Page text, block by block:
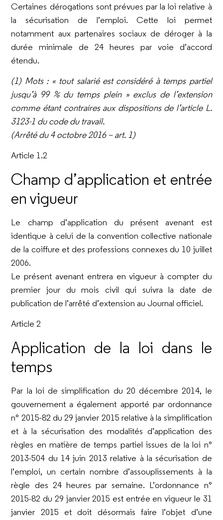
Certaines dérogations sont prévues par la loi relative à
la sécurisation de l’emploi. Cette loi permet
notamment aux partenaires sociaux de déroger à la
durée minimale de 24 heures par voie d’accord
étendu.
(1) Mots : « tout salarié est considéré à temps partiel
jusqu’à 99 % du temps plein » exclus de l’extension
comme étant contraires aux dispositions de l’article L.
3123-1 du code du travail.
(Arrêté du 4 octobre 2016 – art. 1)
Article 1.2
Champ d’application et entrée
en vigueur
Le champ d’application du présent avenant est
identique à celui de la convention collective nationale
de la coiffure et des professions connexes du 10 juillet
2006.
Le présent avenant entrera en vigueur à compter du
premier jour du mois civil qui suivra la date de
publication de l’arrêté d’extension au Journal officiel.
Article 2
Application de la loi dans le
temps
Par la loi de simplification du 20 décembre 2014, le
gouvernement a également apporté par ordonnance
n° 2015-82 du 29 janvier 2015 relative à la simplification
et à la sécurisation des modalités d’application des
règles en matière de temps partiel issues de la loi n°
2013-504 du 14 juin 2013 relative à la sécurisation de
l’emploi, un certain nombre d’assouplissements à la
règle des 24 heures par semaine. L’ordonnance n°
2015-82 du 29 janvier 2015 est entrée en vigueur le 31
janvier 2015 et doit désormais faire l’objet d’une